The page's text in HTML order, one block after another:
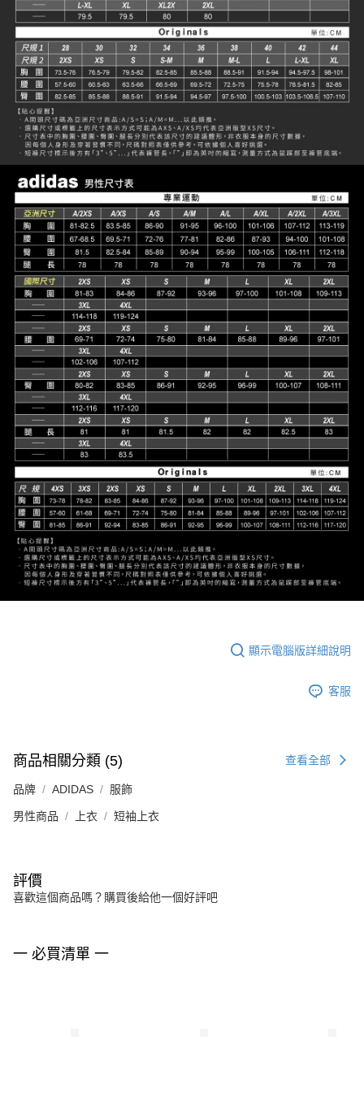
顯示電腦版詳細說明
客服
商品相關分類 (5) 查看全部
品牌 ADIDAS 服飾
男性商品 上衣 短袖上衣
評價
喜歡這個商品嗎？購買後給他一個好評吧
一 必買清單 一